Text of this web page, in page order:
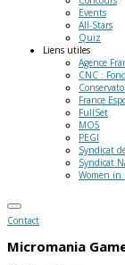
Events
All-Stars
Quiz
Liens utiles
Agence
CNC :
France
FullSet
MO5
PEGI
Syndicat
Syndicat
Women in
Contact
Micromania